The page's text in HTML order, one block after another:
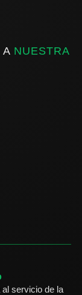
A NUESTRA
servicio de la